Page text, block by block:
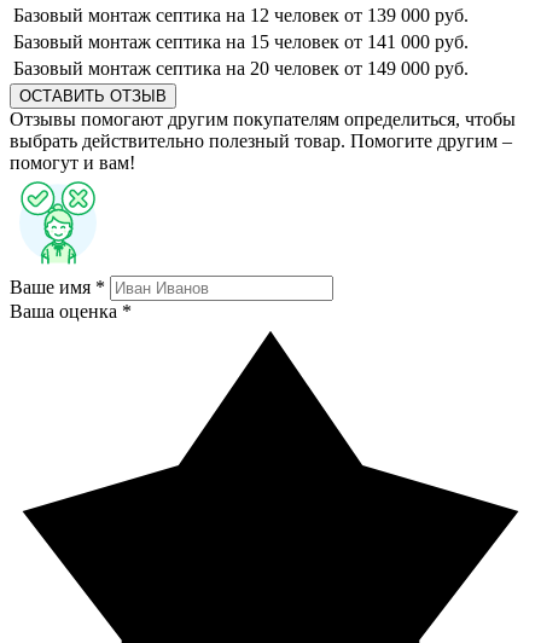
Базовый монтаж септика на 12 человек от 139 000 руб.
Базовый монтаж септика на 15 человек от 141 000 руб.
Базовый монтаж септика на 20 человек от 149 000 руб.
ОСТАВИТЬ ОТЗЫВ
Отзывы помогают другим покупателям определиться, чтобы
выбрать действительно полезный товар. Помогите другим –
помогут и вам!
Ваше имя *
Ваша оценка *